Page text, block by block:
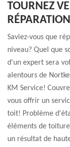
TOURNEZ
Saviez-vous que
niveau? Quel que
d'un expert sera
alentours de
KM Service!
vous offrir un
toit! Problème
éléments de
un résultat de